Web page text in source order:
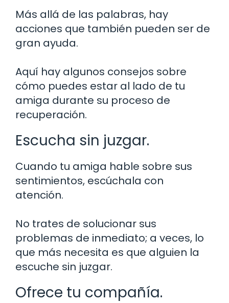
Más allá de las palabras, hay
acciones que también pueden ser de
gran ayuda.
Aquí hay algunos consejos sobre
cómo puedes estar al lado de tu
amiga durante su proceso de
recuperación.
Escucha sin juzgar.
Cuando tu amiga hable sobre sus
sentimientos, escúchala con
atención.
No trates de solucionar sus
problemas de inmediato; a veces, lo
que más necesita es que alguien la
escuche sin juzgar.
Ofrece tu compañía.